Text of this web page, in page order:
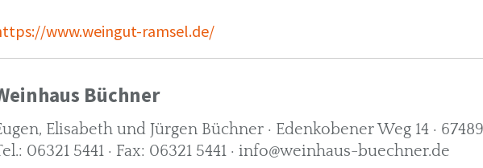
www.weingut-ramsel.de/
Büchner
Elisabeth und Jürgen Büchner · Edenkobener Weg 14 ·
06321 5441 · Fax: 06321 5441 · info@weinhaus-buechner.de